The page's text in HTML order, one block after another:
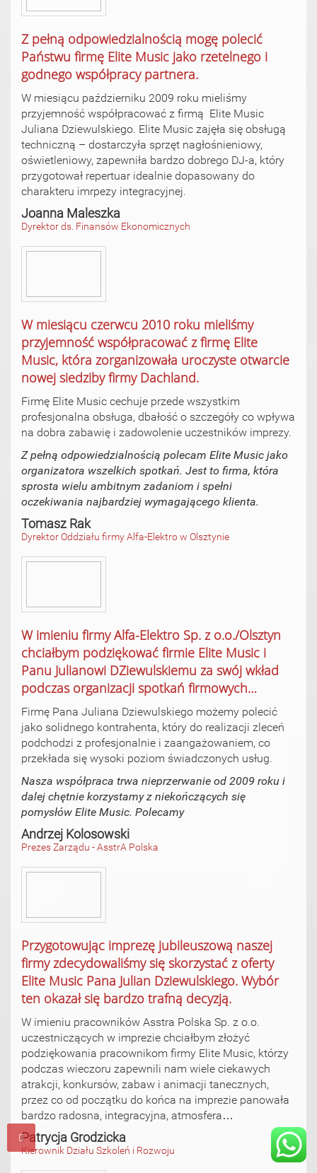
Z pełną odpowiedzialnością mogę polecić
Państwu firmę Elite Music jako rzetelnego i
godnego współpracy partnera.
W miesiącu październiku 2009 roku mieliśmy
przyjemność współpracować z firmą Elite Music
Juliana Dziewulskiego. Elite Music zajęła się obsługą
techniczną – dostarczyła sprzęt nagłośnieniowy,
oświetleniowy, zapewniła bardzo dobrego DJ-a, który
przygotował repertuar idealnie dopasowany do
charakteru imrpezy integracyjnej.
Joanna Maleszka
Dyrektor ds. Finansów Ekonomicznych
W miesiącu czerwcu 2010 roku mieliśmy
przyjemność współpracować z firmę Elite
Music, która zorganizowała uroczyste otwarcie
nowej siedziby firmy Dachland.
Firmę Elite Music cechuje przede wszystkim
profesjonalna obsługa, dbałość o szczegóły co wpływa
na dobra zabawię i zadowolenie uczestników imprezy.
Z pełną odpowiedzialnością polecam Elite Music jako
organizatora wszelkich spotkań. Jest to firma, która
sprosta wielu ambitnym zadaniom i spełni
oczekiwania najbardziej wymagającego klienta.
Tomasz Rak
Dyrektor Oddziału firmy Alfa-Elektro w Olsztynie
W imieniu firmy Alfa-Elektro Sp. z o.o./Olsztyn
chciałbym podziękować firmie Elite Music i
Panu Julianowi DZiewulskiemu za swój wkład
podczas organizacji spotkań firmowych…
Firmę Pana Juliana Dziewulskiego możemy polecić
jako solidnego kontrahenta, który do realizacji zleceń
podchodzi z profesjonalnie i zaangażowaniem, co
przekłada się wysoki poziom świadczonych usług.
Nasza współpraca trwa nieprzerwanie od 2009 roku i
dalej chętnie korzystamy z niekończących się
pomysłów Elite Music. Polecamy
Andrzej Kolosowski
Prezes Zarządu - AsstrA Polska
Przygotowując imprezę jubileuszową naszej
firmy zdecydowaliśmy się skorzystać z oferty
Elite Music Pana Julian Dziewulskiego. Wybór
ten okazał się bardzo trafną decyzją.
W imieniu pracowników Asstra Polska Sp. z o.o.
uczestniczących w imprezie chciałbym złożyć
podziękowania pracownikom firmy Elite Music, którzy
podczas wieczoru zapewnili nam wiele ciekawych
atrakcji, konkursów, zabaw i animacji tanecznych,
przez co od początku do końca na imprezie panowała
bardzo radosna, integracyjna, atmosfera…
Patrycja Grodzicka
Kierownik Działu Szkoleń i Rozwoju